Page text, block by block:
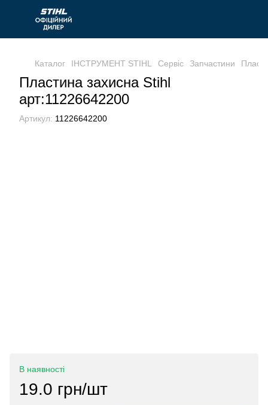
Каталог ІНСТРУМЕНТ STIHL Сервіс Запчастини
Пластина захисна Stihl
арт:11226642200
Артикул: 11226642200
В наявності
19.0 грн/шт